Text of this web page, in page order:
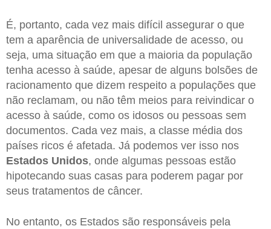
É, portanto, cada vez mais difícil assegurar o que
tem a aparência de universalidade de acesso, ou
seja, uma situação em que a maioria da população
tenha acesso à saúde, apesar de alguns bolsões de
racionamento que dizem respeito a populações que
não reclamam, ou não têm meios para reivindicar o
acesso à saúde, como os idosos ou pessoas sem
documentos. Cada vez mais, a classe média dos
países ricos é afetada. Já podemos ver isso nos
Estados Unidos, onde algumas pessoas estão
hipotecando suas casas para poderem pagar por
seus tratamentos de câncer.
No entanto, os Estados são responsáveis pela